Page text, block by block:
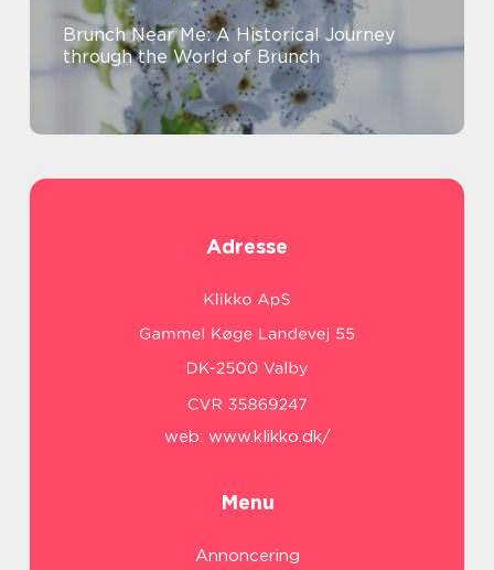
Brunch Near Me: A Historical Journey
through the World of Brunch
Adresse
web: www.klikko.dk/
Menu
Annoncering